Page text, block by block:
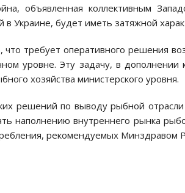
объявленная коллективным
Украине, будет иметь затяжной
требует оперативного решения
уровне. Эту задачу, в
хозяйства министерского уровня.
решений по выводу рыбной отрасли
наполнению внутреннего рынка
рекомендуемых Минздравом